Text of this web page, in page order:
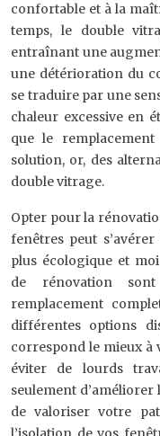
confortable et à la
temps, le double
entraînant une
une détérioration du
se traduire par une
chaleur excessive en
que le
solution, or, des
double vitrage.
Opter pour la
fenêtres peut
plus écologique et
de rénovation
remplacement
différentes options
correspond le mieux à
éviter de lourds
seulement
de valoriser votre